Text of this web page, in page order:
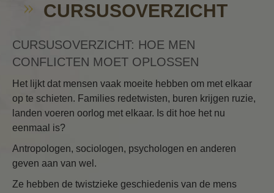
CURSUSOVERZICHT
CURSUSOVERZICHT: HOE MEN
CONFLICTEN MOET OPLOSSEN
Het lijkt dat mensen vaak moeite hebben om met elkaar
op te schieten. Families redetwisten, buren krijgen ruzie,
landen voeren oorlog met elkaar. Is dit hoe het nu
eenmaal is?
Antropologen, sociologen, psychologen en anderen
geven aan van wel.
Ze hebben de twistzieke geschiedenis van de mens